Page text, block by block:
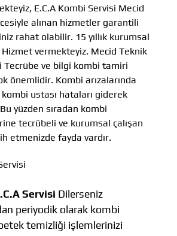
E.C.A Kombi Servisi Mecid
alınan hizmetler garantili
rahat olabilir. 15 yıllık kurumsal
vermekteyiz. Mecid Teknik
Tecrübe ve bilgi kombi tamiri
önemlidir. Kombi arızalarında
ustası hataları giderek
yüzden sıradan kombi
tecrübeli ve kurumsal çalışan
etmenizde fayda vardır.
Servisi Dilerseniz
periyodik olarak kombi
temizliği işlemlerinizi